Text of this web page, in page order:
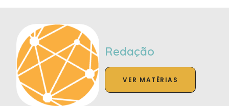
Redação
VER MATÉRIAS